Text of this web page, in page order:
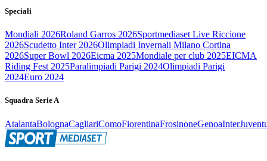
Speciali
Mondiali 2026Roland Garros 2026Sportmediaset Live Riccione
2026Scudetto Inter 2026Olimpiadi Invernali Milano Cortina
2026Super Bowl 2026Eicma 2025Mondiale per club 2025EICMA
Riding Fest 2025Paralimpiadi Parigi 2024Olimpiadi Parigi
2024Euro 2024
Squadra Serie A
AtalantaBolognaCagliariComoFiorentinaFrosinoneGenoaInter